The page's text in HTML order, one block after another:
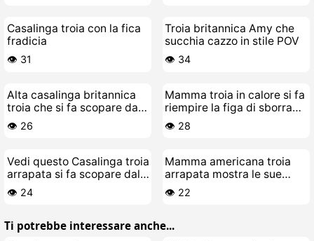
Casalinga troia con la fica
fradicia
👁️ 31
Troia britannica Amy che
succhia cazzo in stile POV
👁️ 34
Alta casalinga britannica
troia che si fa scopare dal
suo stallone giovane
👁️ 26
Mamma troia in calore si fa
riempire la figa di sborra
calda e fresca
👁️ 28
Vedi questo Casalinga troia
arrapata si fa scopare dal
suo stallone giovane
👁️ 24
Mamma americana troia
arrapata mostra le sue
gran tette da scopare
👁️ 22
Ti potrebbe interessare anche...